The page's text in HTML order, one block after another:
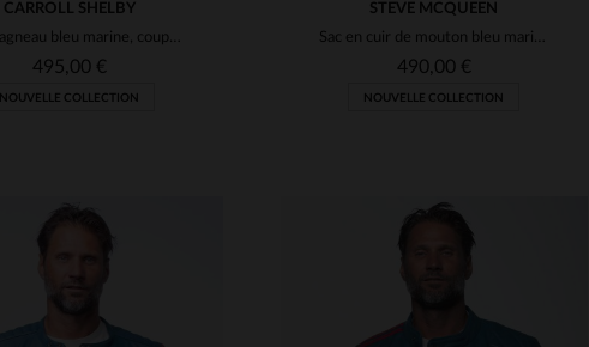
CARROLL SHELBY
Cuir d'agneau bleu marine, coupe regular : l'esprit Shelby en teddy.
495,00 €
NOUVELLE COLLECTION
STEVE MCQUEEN
Sac en cuir de mouton bleu marine, inspiré des 24 Heures du Mans.
490,00 €
NOUVELLE COLLECTION